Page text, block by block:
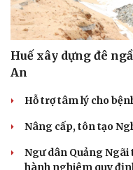
Huế xây dựng đê
An
Hỗ trợ tâm lý cho
Nâng cấp, tôn tạo
Ngư dân Quảng Ngãi
hành nghiêm quy